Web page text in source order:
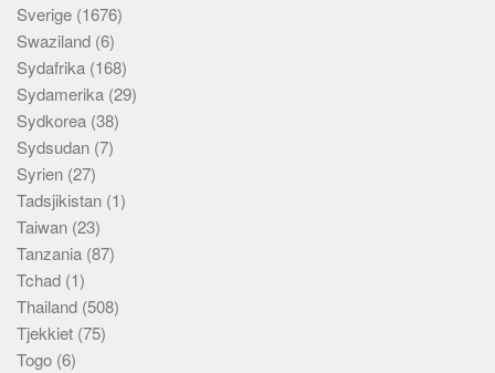
Sverige (1676)
Swaziland (6)
Sydafrika (168)
Sydamerika (29)
Sydkorea (38)
Sydsudan (7)
Syrien (27)
Tadsjikistan (1)
Taiwan (23)
Tanzania (87)
Tchad (1)
Thailand (508)
Tjekkiet (75)
Togo (6)